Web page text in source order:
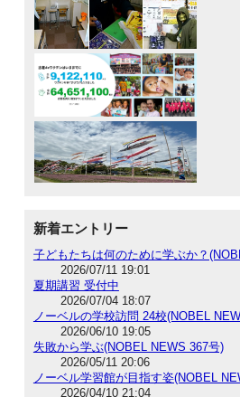
新着エントリー
子どもたちは何のために学ぶか？
2026/07/11 19:01
夏期講習 受付中
2026/07/04 18:07
ノーベルの学校訪問 24校(NOBEL
2026/06/10 19:05
失敗から学ぶ(NOBEL NEWS 367号)
2026/05/11 20:06
ノーベル学習館が目指す姿(NOBEL
2026/04/10 21:04